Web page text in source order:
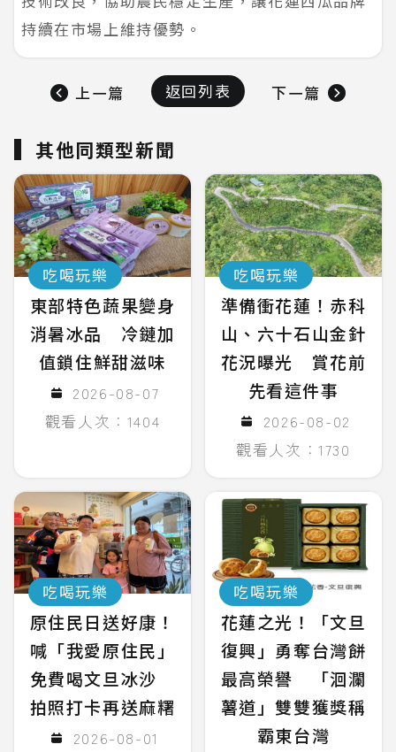
持續在市場上維持優勢。
上一篇 返回列表 下一篇
其他同類型新聞
吃喝玩樂
東部特色蔬果變身
消暑冰品 冷鏈加
值鎖住鮮甜滋味
2026-08-07
觀看人次：1404
吃喝玩樂
準備衝花蓮！赤科
山、六十石山金針
花況曝光 賞花前
先看這件事
2026-08-02
觀看人次：1730
吃喝玩樂
原住民日送好康！
喊「我愛原住民」
免費喝文旦冰沙
拍照打卡再送麻糬
2026-08-01
吃喝玩樂
花蓮之光！「文旦
復興」勇奪台灣餅
最高榮譽 「洄瀾
薯道」雙雙獲獎稱
霸東台灣